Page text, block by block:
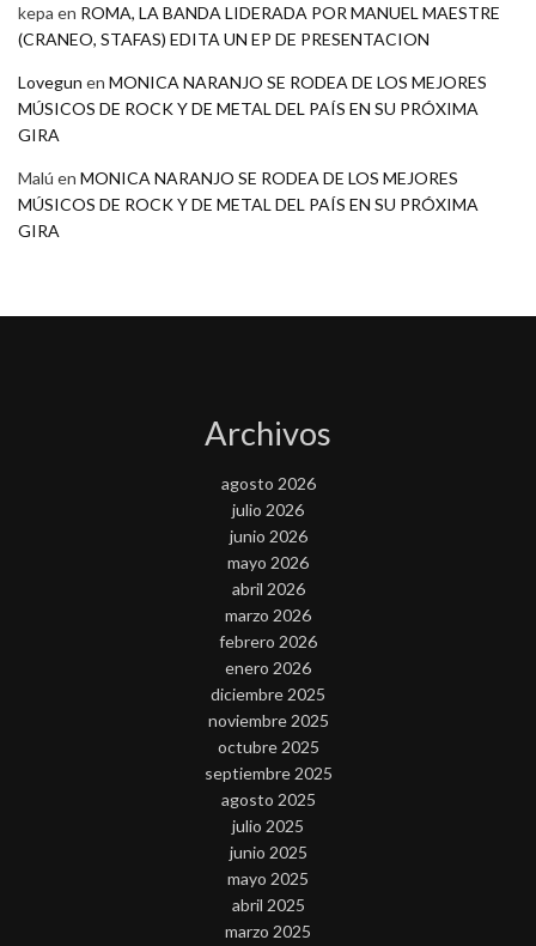
kepa en ROMA, LA BANDA LIDERADA POR MANUEL MAESTRE
(CRANEO, STAFAS) EDITA UN EP DE PRESENTACION
Lovegun en MONICA NARANJO SE RODEA DE LOS MEJORES
MÚSICOS DE ROCK Y DE METAL DEL PAÍS EN SU PRÓXIMA
GIRA
Malú en MONICA NARANJO SE RODEA DE LOS MEJORES
MÚSICOS DE ROCK Y DE METAL DEL PAÍS EN SU PRÓXIMA
GIRA
Archivos
agosto 2026
julio 2026
junio 2026
mayo 2026
abril 2026
marzo 2026
febrero 2026
enero 2026
diciembre 2025
noviembre 2025
octubre 2025
septiembre 2025
agosto 2025
julio 2025
junio 2025
mayo 2025
abril 2025
marzo 2025